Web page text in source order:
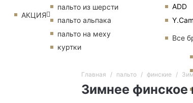
ADD
Все
АКЦИЯ
пальто из шерсти
пальто альпака
пальто на меху
куртки
Главная пальто финские
Зимнее финское